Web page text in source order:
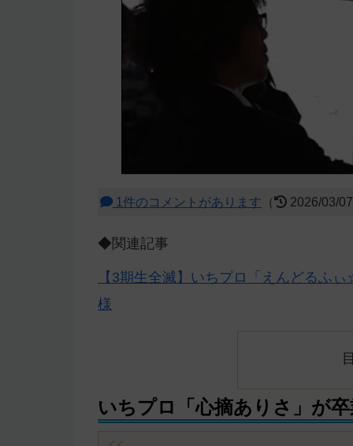
1件のコメントがあります （ 2026/03/
◆関連記事
【3期生全滅】いちプロ「えんどるふ
様
いちプロ「心摘ありさ」が